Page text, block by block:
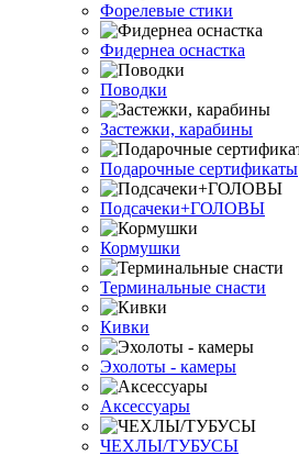
Форелевые стики
Фидернеа оснастка
Поводки
Застежки, карабины
Подарочные сертификаты
Подсачеки+ГОЛОВЫ
Кормушки
Терминальные снасти
Кивки
Эхолоты - камеры
Аксессуары
ЧЕХЛЫ/ТУБУСЫ